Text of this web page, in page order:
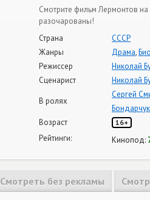
Смотрите фильм Лермонтов
разочарованы!
Страна
СССР
Жанры
Драма,
Режиссер
Николай
Сценарист
Николай
В ролях
Сергей
Бондарчук
Возраст
16+
Рейтинги: Кинопод:
Смотреть без рекламы